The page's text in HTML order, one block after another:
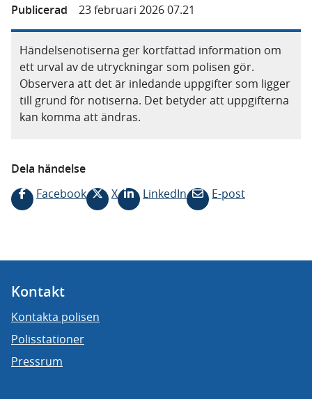
Publicerad
23 februari 2026 07.21
Händelsenotiserna ger kortfattad information om
ett urval av de utryckningar som polisen gör.
Observera att det är inledande uppgifter som ligger
till grund för notiserna. Det betyder att uppgifterna
kan komma att ändras.
Dela händelse
Facebook
X LinkedIn E-post
Kontakt
Kontakta polisen
Polisstationer
Pressrum